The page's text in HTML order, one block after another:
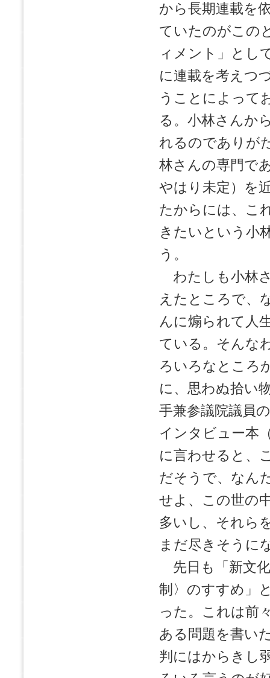
から長期連載を
ていたのがこの
ィメント」とし
に連載を考えつ
うことによって
る。小林さんか
れるのでありが
林さんの専門で
やはり未定）を
たからには、こ
きたいという小
う。
わたしも小林
えたところで、
んに煽られて人
ている。そんな
ろいろなところ
に、思わぬ拾い
手兼参議院議員
インタビュー本
に言わせると、
だそうで、なん
せよ、この世の
多いし、それら
まだ尽きそうに
先日も「新文
制〉のすすめ」
った。これは前
ある問題を書い
判にはからきし